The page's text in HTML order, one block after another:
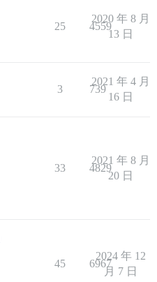
25 4559
2020 年 8 月
13 日
3 739
2021 年 4 月
16 日
33 4829
2021 年 8 月
20 日
45 6967
2024 年 12
月 7 日